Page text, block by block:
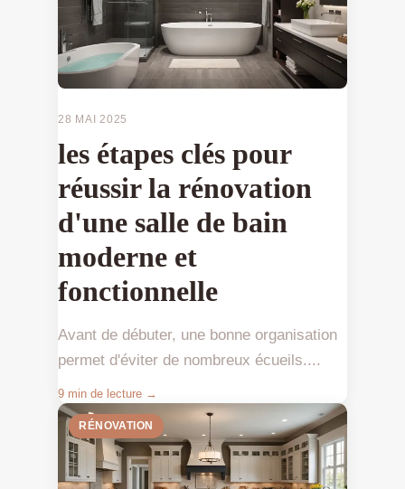
28 MAI 2025
les étapes clés pour
réussir la rénovation
d'une salle de bain
moderne et
fonctionnelle
Avant de débuter, une bonne organisation
permet d'éviter de nombreux écueils....
9 min de lecture →
RÉNOVATION